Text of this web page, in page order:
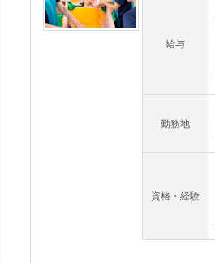
給与
勤務地
資格・経験